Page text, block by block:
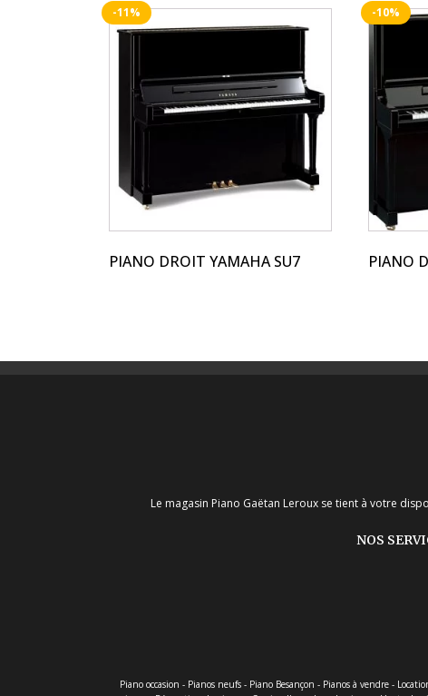
-11%
PIANO DROIT YAMAHA SU7
Ce
produit
plusieurs
variations.
être
la
-10%
PIANO
Ce
produit
Les
choisies
la
Le magasin Piano Gaëtan Leroux se tient à votre
NOS
Piano occasion - Pianos neufs - Piano Besançon - Pianos à vendre -